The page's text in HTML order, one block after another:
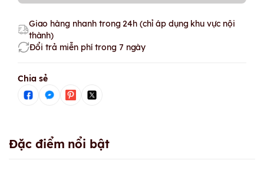
Giao hàng nhanh trong 24h (chỉ áp dụng khu vực nội
thành)
Đổi trả miễn phí trong 7 ngày
Chia sẻ
Đặc điểm nổi bật